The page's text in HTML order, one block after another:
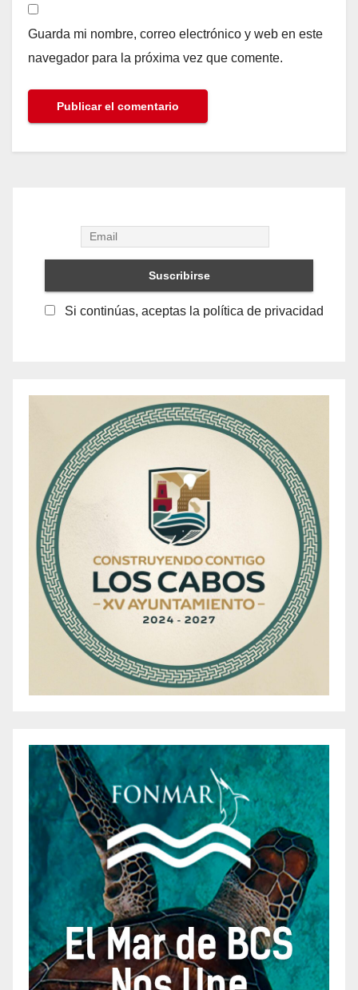
Guarda mi nombre, correo electrónico y web en este
navegador para la próxima vez que comente.
Si continúas, aceptas la política de privacidad